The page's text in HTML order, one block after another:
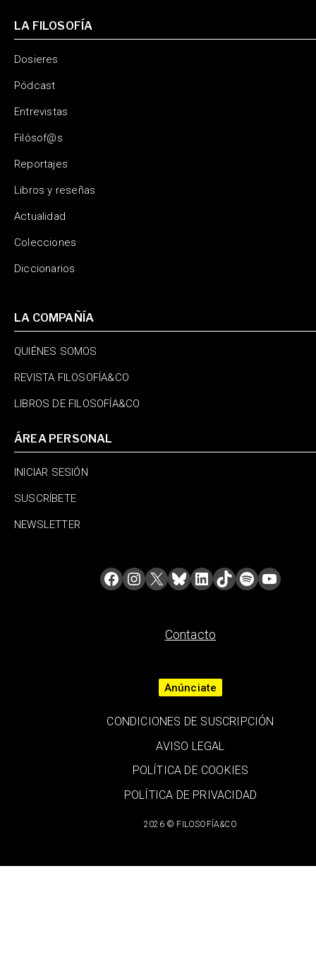
LA FILOSOFÍA
Dosieres
Pódcast
Entrevistas
Filósof@s
Reportajes
Libros y reseñas
Actualidad
Colecciones
Diccionarios
LA COMPAÑÍA
QUIÉNES SOMOS
REVISTA FILOSOFÍA&CO
LIBROS DE FILOSOFÍA&CO
ÁREA PERSONAL
INICIAR SESIÓN
SUSCRÍBETE
NEWSLETTER
Contacto
2026 © FILOSOFÍA&CO
Anúnciate
CONDICIONES DE SUSCRIPCIÓN
AVISO LEGAL
POLÍTICA DE COOKIES
POLÍTICA DE PRIVACIDAD